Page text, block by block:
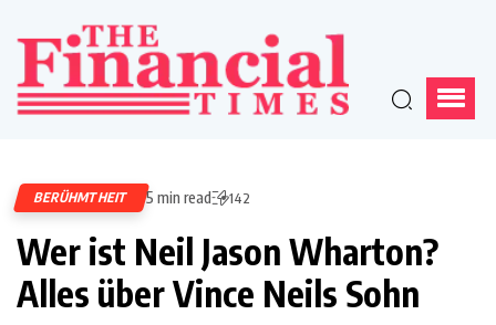
BERÜHMTHEIT 5 min read 142
Wer ist Neil Jason Wharton?
Alles über Vince Neils Sohn